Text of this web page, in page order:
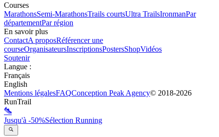
Courses
MarathonsSemi-MarathonsTrails courtsUltra TrailsIronmanPar
départementPar région
En savoir plus
ContactA proposRéférencer une
courseOrganisateursInscriptionsPostersShopVidéos
Soutenir
Langue :
Français
English
Mentions légalesFAQConception Peak Agency© 2018-2026
RunTrail
Jusqu'à -50%Sélection Running